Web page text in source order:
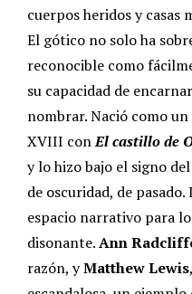
cuerpos heridos y casas
El gótico no solo ha
reconocible como
su capacidad de
nombrar. Nació como
XVIII conEl castillo de
y lo hizo bajo el signo
de oscuridad, de pasado.
espacio narrativo para
disonante.Ann
razón, yMatthew Lewis